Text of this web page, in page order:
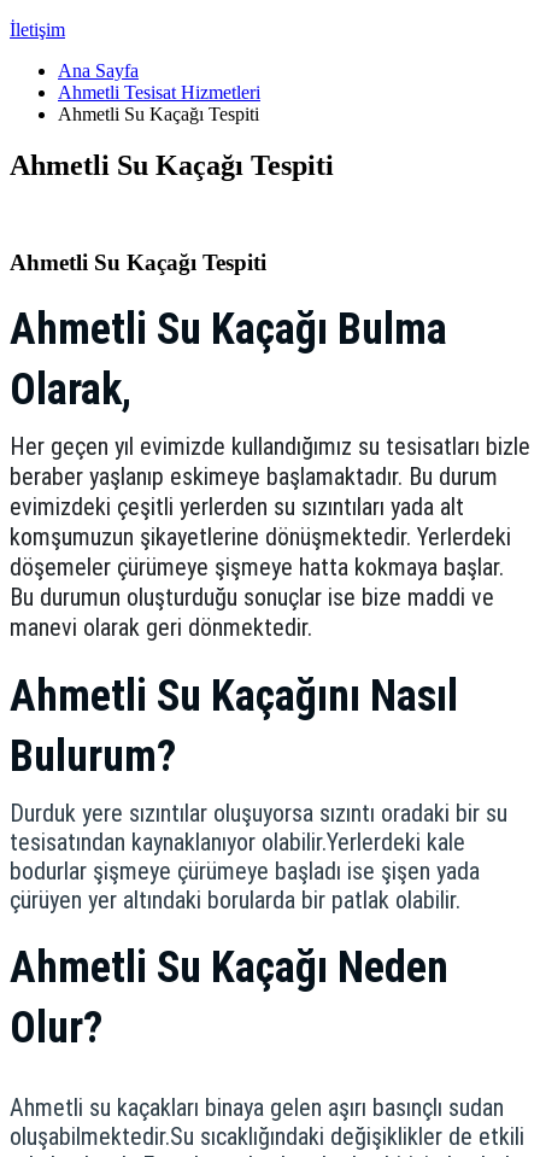
İletişim
Ana Sayfa
Ahmetli Tesisat Hizmetleri
Ahmetli Su Kaçağı Tespiti
Ahmetli Su Kaçağı Tespiti
Ahmetli Su Kaçağı Tespiti
Ahmetli Su Kaçağı Bulma
Olarak,
Her geçen yıl evimizde kullandığımız su tesisatları bizle
beraber yaşlanıp eskimeye başlamaktadır. Bu durum
evimizdeki çeşitli yerlerden su sızıntıları yada alt
komşumuzun şikayetlerine dönüşmektedir. Yerlerdeki
döşemeler çürümeye şişmeye hatta kokmaya başlar.
Bu durumun oluşturduğu sonuçlar ise bize maddi ve
manevi olarak geri dönmektedir.
Ahmetli Su Kaçağını Nasıl
Bulurum?
Durduk yere sızıntılar oluşuyorsa sızıntı oradaki bir su
tesisatından kaynaklanıyor olabilir.Yerlerdeki kale
bodurlar şişmeye çürümeye başladı ise şişen yada
çürüyen yer altındaki borularda bir patlak olabilir.
Ahmetli Su Kaçağı Neden
Olur?
Ahmetli su kaçakları binaya gelen aşırı basınçlı sudan
oluşabilmektedir.Su sıcaklığındaki değişiklikler de etkili